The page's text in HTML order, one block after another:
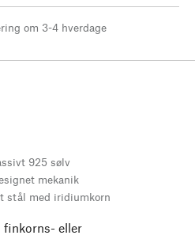
om 3-4 hverdage
925 sølv
mekanik
stål med iridiumkorn
finkorns- eller